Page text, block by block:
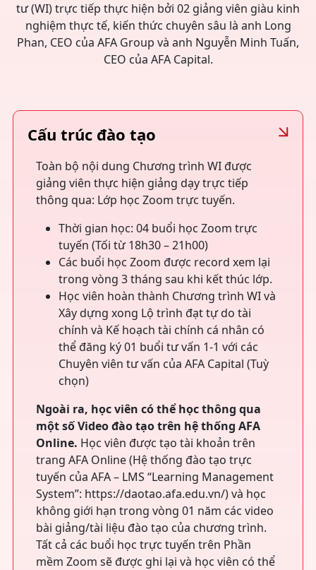
tư (WI) trực tiếp thực hiện bởi 02 giảng viên giàu kinh
nghiệm thực tế, kiến thức chuyên sâu là anh Long
Phan, CEO của AFA Group và anh Nguyễn Minh Tuấn,
CEO của AFA Capital.
Cấu trúc đào tạo
Toàn bộ nội dung Chương trình WI được
giảng viên thực hiện giảng dạy trực tiếp
thông qua: Lớp học Zoom trực tuyến.
Thời gian học: 04 buổi học Zoom trực
tuyến (Tối từ 18h30 – 21h00)
Các buổi học Zoom được record xem lại
trong vòng 3 tháng sau khi kết thúc lớp.
Học viên hoàn thành Chương trình WI và
Xây dựng xong Lộ trình đạt tự do tài
chính và Kế hoạch tài chính cá nhân có
thể đăng ký 01 buổi tư vấn 1-1 với các
Chuyên viên tư vấn của AFA Capital (Tuỳ
chọn)
Ngoài ra, học viên có thể học thông qua
một số Video đào tạo trên hệ thống AFA
Online. Học viên được tạo tài khoản trên
trang AFA Online (Hệ thống đào tạo trực
tuyến của AFA – LMS “Learning Management
System”: https://daotao.afa.edu.vn/) và học
không giới hạn trong vòng 01 năm các video
bài giảng/tài liệu đào tạo của chương trình.
Tất cả các buổi học trực tuyến trên Phần
mềm Zoom sẽ được ghi lại và học viên có thể